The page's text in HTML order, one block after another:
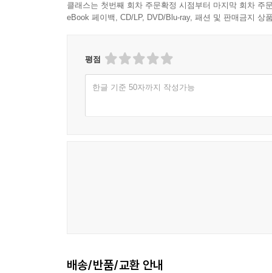
클래스는 첫번째 회차 주문확정 시점부터 마지막 회차 주
eBook 페이백, CD/LP, DVD/Blu-ray, 패션 및 판매금지 상
평점
한글 기준 50자까지 작성가능
배송/반품/교환 안내